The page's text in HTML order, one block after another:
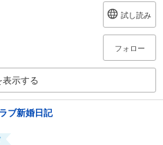
試し読み
フォロー
示する
ブ新婚日記